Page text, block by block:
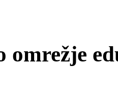
omrežje